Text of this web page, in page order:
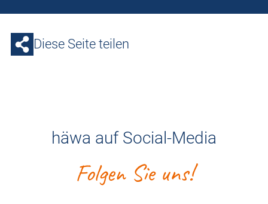
Diese Seite teilen
häwa auf Social-Media
Folgen Sie uns!